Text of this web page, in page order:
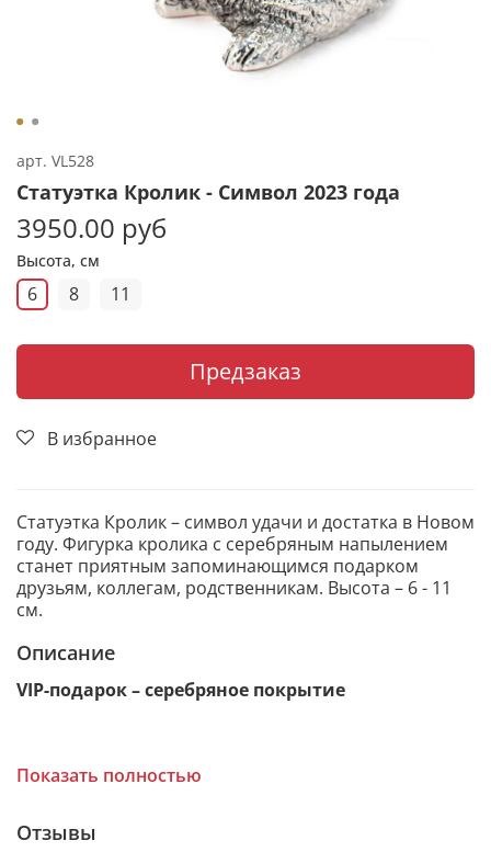
арт. VL528
Статуэтка Кролик - Символ 2023 года
3950.00 руб
Высота, см
6 8 11
Предзаказ
В избранное
Статуэтка Кролик – символ удачи и достатка в Новом
году. Фигурка кролика с серебряным напылением
станет приятным запоминающимся подарком
друзьям, коллегам, родственникам. Высота – 6 - 11
см.
Описание
VIP-подарок – серебряное покрытие
Фигурка кролика сувенирная покрыта слоем
и выразительность. Статуэтка изготовлена из
Показать полностью
Отзывы